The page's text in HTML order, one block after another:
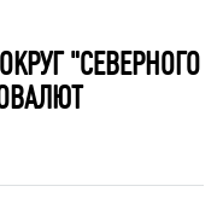
"СЕВЕРНОГО